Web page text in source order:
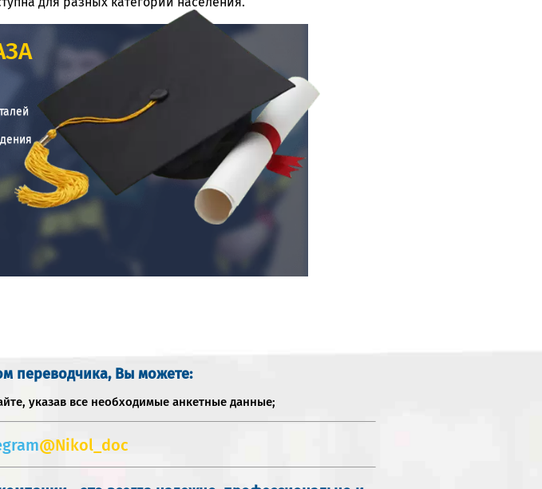
переводчика, Вы можете:
указав все необходимые анкетные данные;
@Nikol_doc